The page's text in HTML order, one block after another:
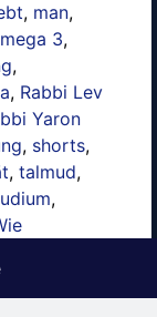
, man,
3,
,
, Rabbi Lev
Yaron
, shorts,
, talmud,
,